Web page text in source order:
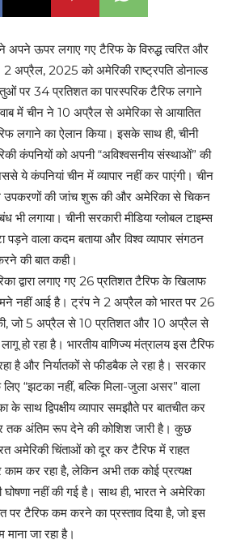
अपने ऊपर लगाए गए टैरिफ के विरुद्ध त्वरित और
2 अप्रैल, 2025 को अमेरिकी राष्ट्रपति डोनाल्ड
पर 34 प्रतिशत का पारस्परिक टैरिफ लगाने
में चीन ने 10 अप्रैल से अमेरिका से आयातित
लगाने का ऐलान किया। इसके साथ ही, चीनी
कंपनियों को अपनी “अविश्वसनीय संस्थाओं” की
ये कंपनियां चीन में व्यापार नहीं कर पाएंगी। चीन
उपकरणों की जांच शुरू की और अमेरिका से चिकन
भी लगाया। चीनी सरकारी मीडिया ग्लोबल टाइम्स
वाला कदम बताया और विश्व व्यापार संगठन
की बात कही।
द्वारा लगाए गए 26 प्रतिशत टैरिफ के खिलाफ
नहीं आई है। ट्रंप ने 2 अप्रैल को भारत पर 26
जो 5 अप्रैल से 10 प्रतिशत और 10 अप्रैल से
हो रहा है। भारतीय वाणिज्य मंत्रालय इस टैरिफ
है और निर्यातकों से फीडबैक ले रहा है। सरकार
“झटका नहीं, बल्कि मिला-जुला असर” वाला
साथ द्विपक्षीय व्यापार समझौते पर बातचीत कर
तक अंतिम रूप देने की कोशिश जारी है। कुछ
अमेरिकी चिंताओं को दूर कर टैरिफ में राहत
काम कर रहा है, लेकिन अभी तक कोई प्रत्यक्ष
घोषणा नहीं की गई है। साथ ही, भारत ने अमेरिका
टैरिफ कम करने का प्रस्ताव दिया है, जो इस
जा रहा है।